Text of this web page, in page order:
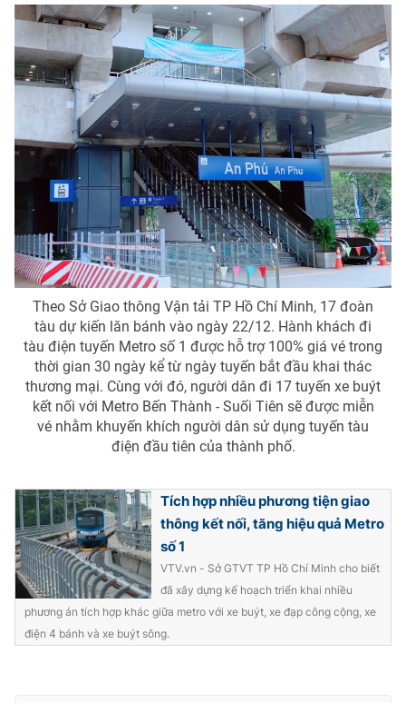
Theo Sở Giao thông Vận tải TP Hồ Chí Minh, 17 đoàn
tàu dự kiến lăn bánh vào ngày 22/12. Hành khách đi
tàu điện tuyến Metro số 1 được hỗ trợ 100% giá vé trong
thời gian 30 ngày kể từ ngày tuyến bắt đầu khai thác
thương mại. Cùng với đó, người dân đi 17 tuyến xe buýt
kết nối với Metro Bến Thành - Suối Tiên sẽ được miễn
vé nhằm khuyến khích người dân sử dụng tuyến tàu
điện đầu tiên của thành phố.
Tích hợp nhiều phương tiện giao
thông kết nối, tăng hiệu quả Metro
số 1
VTV.vn - Sở GTVT TP Hồ Chí Minh cho biết
đã xây dựng kế hoạch triển khai nhiều
phương án tích hợp khác giữa metro với xe buýt, xe đạp công cộng, xe
điện 4 bánh và xe buýt sông.